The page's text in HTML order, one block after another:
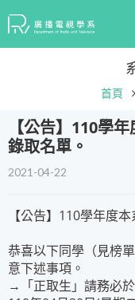
首頁
【公告】110學
錄取名單。
2021-04-22
【公告】110學年度
恭喜以下同學（見榜
意下述事項。
→「正取生」請務必